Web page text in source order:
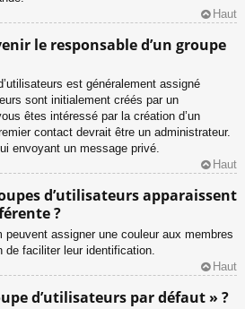
Haut
le responsable d’un groupe
est généralement assigné
sont initialement créés par un
êtes intéressé par la création d’un
contact devrait être un administrateur.
envoyant un message privé.
Haut
d’utilisateurs apparaissent
?
peuvent assigner une couleur aux membres
de faciliter leur identification.
Haut
d’utilisateurs par défaut » ?